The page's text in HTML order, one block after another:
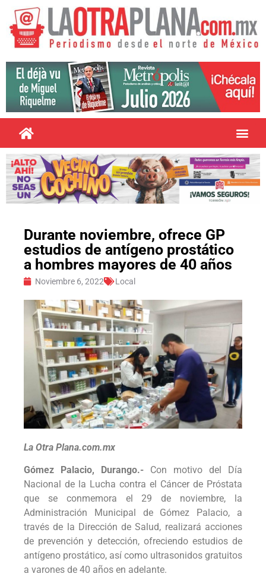
Durante noviembre, ofrece GP
estudios de antígeno prostático
a hombres mayores de 40 años
Noviembre 6, 2022 Local
La Otra Plana.com.mx
Gómez Palacio, Durango.- Con motivo del Día
Nacional de la Lucha contra el Cáncer de Próstata
que se conmemora el 29 de noviembre, la
Administración Municipal de Gómez Palacio, a
través de la Dirección de Salud, realizará acciones
de prevención y detección, ofreciendo estudios de
antígeno prostático, así como ultrasonidos gratuitos
a varones de 40 años en adelante.